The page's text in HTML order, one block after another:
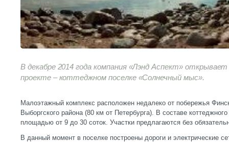
В декабре 2014 года компания «Лэнд Аспект»
проекте – коттеджном поселке «Солнечный мыс».
Малоэтажный комплекс расположен недалеко от побережья
Выборгского района (80 км от Петербурга). В составе
площадью от 9 до 30 соток. Участки предлагаются без
В данный момент в поселке построены дороги и электрические